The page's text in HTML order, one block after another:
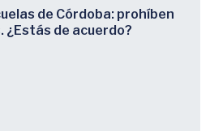
de Córdoba: prohíben
de acuerdo?